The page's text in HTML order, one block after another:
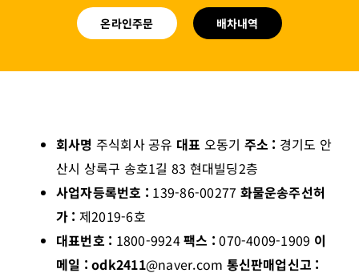
온라인주문 배차내역
회사명 주식회사 공유 대표 오동기 주소 : 경기도 안
산시 상록구 송호1길 83 현대빌딩2층
사업자등록번호 : 139-86-00277 화물운송주선허
가 : 제2019-6호
대표번호 : 1800-9924팩스 :070-4009-1909 이
메일 : odk2411@naver.com 통신판매업신고 :